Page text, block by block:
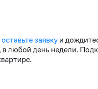
оставьте заявкуи
любой день недели.